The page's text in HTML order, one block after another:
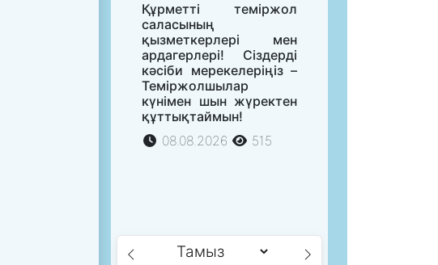
Құрметті теміржол
саласының
қызметкерлері мен
ардагерлері! Сіздерді
кәсіби мерекелеріңіз –
Теміржолшылар
күнімен шын жүректен
құттықтаймын!
08.08.2026
515